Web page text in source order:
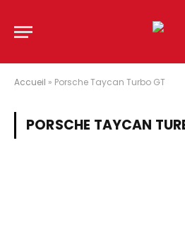
Accueil » Porsche Taycan Turbo GT
PORSCHE TAYCAN